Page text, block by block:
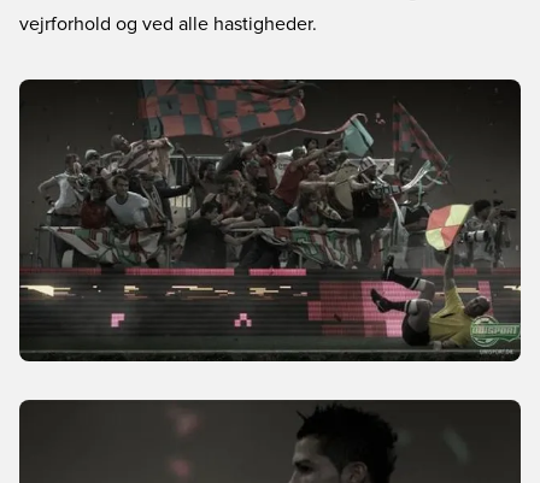
vejrforhold og ved alle hastigheder.